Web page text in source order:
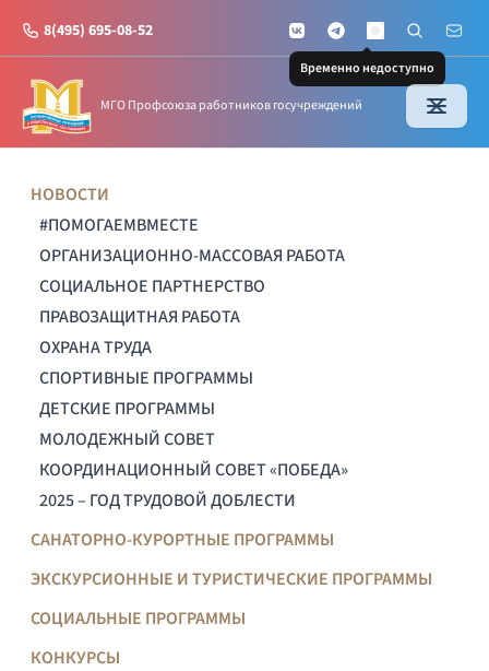
8(495) 695-08-52 VKontakteTelegramMAX
Временно недоступно
Поиск по
Почта
МГО Профсоюза работников госучреждений
НОВОСТИ
#ПОМОГАЕМВМЕСТЕ
ОРГАНИЗАЦИОННО-МАССОВАЯ РАБОТА
СОЦИАЛЬНОЕ ПАРТНЕРСТВО
ПРАВОЗАЩИТНАЯ РАБОТА
ОХРАНА ТРУДА
СПОРТИВНЫЕ ПРОГРАММЫ
ДЕТСКИЕ ПРОГРАММЫ
МОЛОДЕЖНЫЙ СОВЕТ
КООРДИНАЦИОННЫЙ СОВЕТ «ПОБЕДА»
2025 – ГОД ТРУДОВОЙ ДОБЛЕСТИ
САНАТОРНО-КУРОРТНЫЕ ПРОГРАММЫ
ЭКСКУРСИОННЫЕ И ТУРИСТИЧЕСКИЕ ПРОГРАММЫ
СОЦИАЛЬНЫЕ ПРОГРАММЫ
КОНКУРСЫ